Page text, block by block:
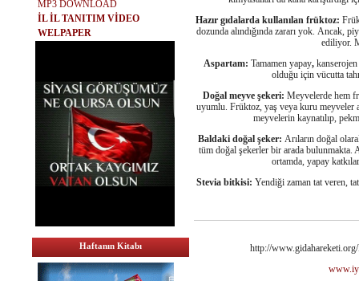
MP3 DOWNLOAD
İL İL TANITIM VİDEO
WELPAPER
Haftanın Kitabı
Hazır gıdalarda kullanılan früktoz:
dozunda alındığında zararı yok. Ancak,
ediliyor.
Aspartam: Tamamen yapay,kanserojen
olduğu için vücutta
Doğal meyve şekeri: Meyvelerde hem
uyumlu. Früktoz, yaş veya kuru meyveler
meyvelerin kaynatılıp,
Baldaki doğal şeker: Arıların doğal
tüm doğal şekerler bir arada
ortamda, yapay
Stevia bitkisi: Yendiği zaman tat veren,
http://